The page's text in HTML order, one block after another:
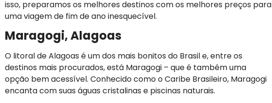
isso, preparamos os melhores destinos com os melhores preços para
uma viagem de fim de ano inesquecível.
Maragogi, Alagoas
O litoral de Alagoas é um dos mais bonitos do Brasil e, entre os
destinos mais procurados, está Maragogi – que é também uma
opção bem acessível. Conhecido como o Caribe Brasileiro, Maragogi
encanta com suas águas cristalinas e piscinas naturais.